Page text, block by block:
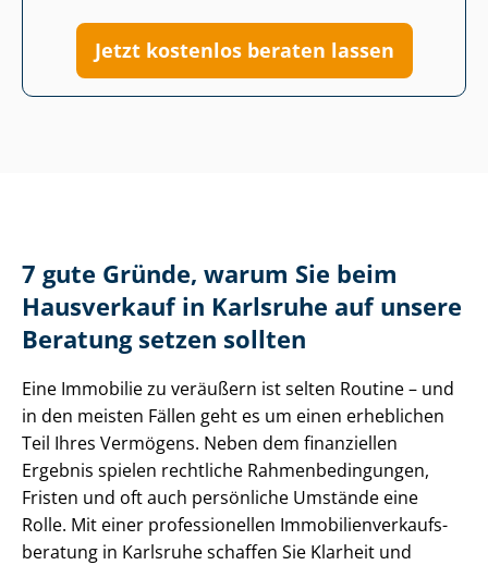
Jetzt kostenlos beraten lassen
7 gute Gründe, warum Sie beim
Hausverkauf in Karlsruhe auf unsere
Beratung setzen sollten
Eine Immobilie zu veräußern ist selten Routine – und
in den meisten Fällen geht es um einen erheblichen
Teil Ihres Vermögens. Neben dem finanziellen
Ergebnis spielen rechtliche Rah­men­be­din­gun­gen,
Fristen und oft auch persönliche Umstände eine
Rolle. Mit einer professionellen Im­mo­bi­li­en­ver­kaufs­
be­ra­tung in Karlsruhe schaffen Sie Klarheit und